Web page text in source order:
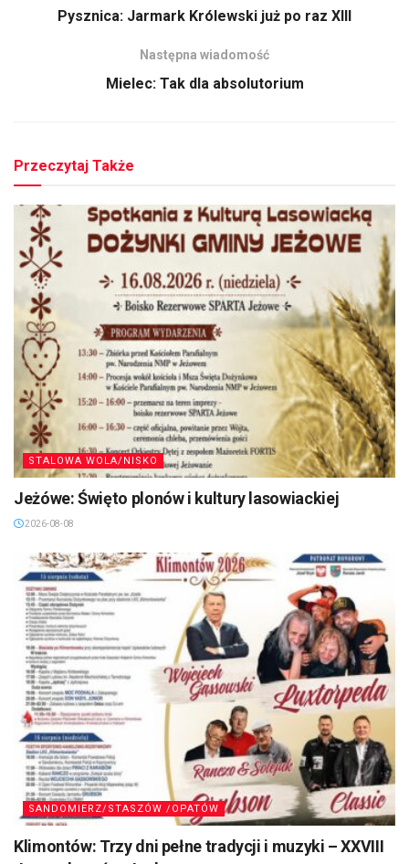
Pysznica: Jarmark Królewski już po raz XIII
Następna wiadomość
Mielec: Tak dla absolutorium
Przeczytaj Także
STALOWA WOLA/NISKO
Jeżówe: Święto plonów i kultury lasowiackiej
2026-08-08
SANDOMIERZ/STASZÓW /OPATÓW
Klimontów: Trzy dni pełne tradycji i muzyki – XXVIII